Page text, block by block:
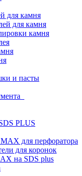
для камня
для камня
камня
и пасты
PLUS
для перфоратора
для коронок
на SDS plus